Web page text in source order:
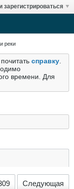
зарегистрироваться
реки
справку
времени. Для
Следующая